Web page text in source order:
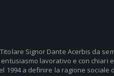
Signor Dante Acerbis da
lavorativo e con chiari e
1994 a definire la ragione sociale